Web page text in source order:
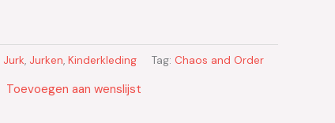
Jurk, Jurken, Kinderkleding Tag: Chaos and Order
Toevoegen aan wenslijst